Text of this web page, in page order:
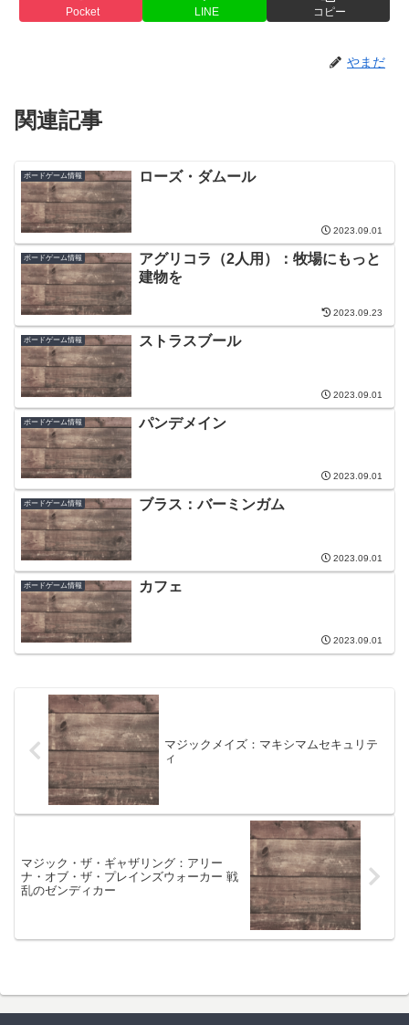
Pocket LINE コピー
やまだ
関連記事
ボードゲーム情報 ローズ・ダムール
2023.09.01
ボードゲーム情報
アグリコラ（2人用）：牧場にもっと
建物を
2023.09.23
ボードゲーム情報 ストラスブール
2023.09.01
ボードゲーム情報 パンデメイン
2023.09.01
ボードゲーム情報 ブラス：バーミンガム
2023.09.01
ボードゲーム情報 カフェ
2023.09.01
マジックメイズ：マキシマムセキュリテ
ィ
マジック・ザ・ギャザリング：アリー
ナ・オブ・ザ・プレインズウォーカー 戦
乱のゼンディカー